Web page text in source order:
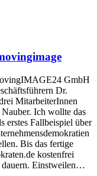
GmbH
Dr.
MitarbeiterInnen
Ich wollte das
erstes Fallbeispiel über
Bis das fertige
kostenfrei
dauern. Einstweilen…